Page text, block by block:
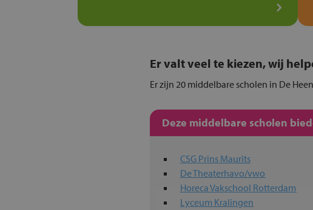
Er valt veel te kiezen, wij
Er zijn 20 middelbare scholen in De
Deze middelbare scholen
CSG Prins Maurits
De Theaterhavo/vwo
Horeca Vakschool Rotterdam
Lyceum Kralingen